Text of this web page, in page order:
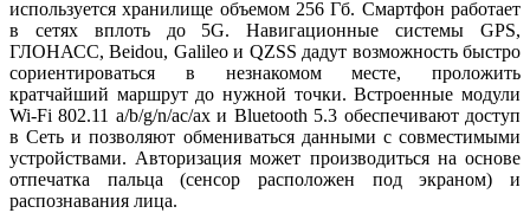
используется хранилище объемом 256 Гб. Смартфон работает
в сетях вплоть до 5G. Навигационные системы GPS,
ГЛОНАСС, Beidou, Galileo и QZSS дадут возможность быстро
сориентироваться в незнакомом месте, проложить
кратчайший маршрут до нужной точки. Встроенные модули
Wi-Fi 802.11 a/b/g/n/ac/ax и Bluetooth 5.3 обеспечивают доступ
в Сеть и позволяют обмениваться данными с совместимыми
устройствами. Авторизация может производиться на основе
отпечатка пальца (сенсор расположен под экраном) и
распознавания лица.